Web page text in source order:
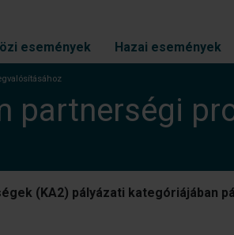
események Hazai események
partnerségi
(KA2) pályázati kategóriájában